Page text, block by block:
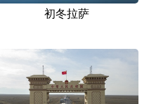
初冬拉萨